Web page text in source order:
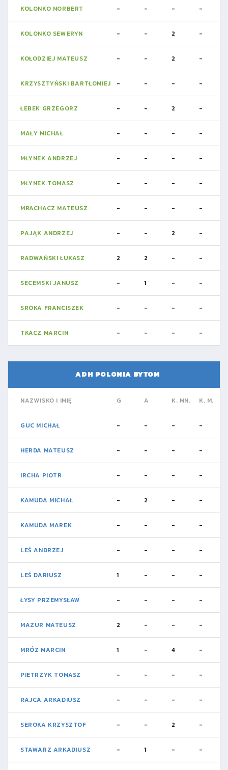
KOLONKO NORBERT - - - -
KOLONKO SEWERYN - - 2 -
KOŁODZIEJ MATEUSZ - - 2 -
KRZYSZTYŃSKI BARTŁOMIEJ - - - -
ŁEBEK GRZEGORZ - - 2 -
MAŁY MICHAŁ - - - -
MŁYNEK ANDRZEJ - - - -
MŁYNEK TOMASZ - - - -
MRACHACZ MATEUSZ - - - -
PAJĄK ANDRZEJ - - 2 -
RADWAŃSKI ŁUKASZ 2 2 - -
SECEMSKI JANUSZ - 1 - -
SROKA FRANCISZEK - - - -
TKACZ MARCIN - - - -
ADH POLONIA BYTOM
NAZWISKO I IMIĘ G A K. MN. K. M.
GUC MICHAŁ - - - -
HERDA MATEUSZ - - - -
IRCHA PIOTR - - - -
KAMUDA MICHAŁ - 2 - -
KAMUDA MAREK - - - -
LEŚ ANDRZEJ - - - -
LEŚ DARIUSZ 1 - - -
ŁYSY PRZEMYSŁAW - - - -
MAZUR MATEUSZ 2 - - -
MRÓZ MARCIN 1 - 4 -
PIETRZYK TOMASZ - - - -
RAJCA ARKADIUSZ - - - -
SEROKA KRZYSZTOF - - 2 -
STAWARZ ARKADIUSZ - 1 - -